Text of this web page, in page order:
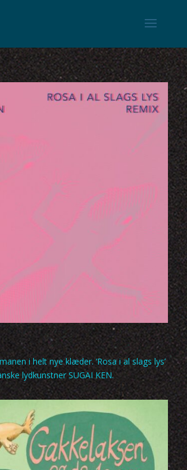
i helt nye klæder. ‘Rosa i al slags lys’
lydkunstner SUGAI KEN.